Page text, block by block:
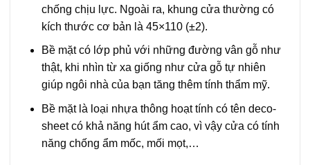
chống chịu lực. Ngoài ra, khung cửa thường có
kích thước cơ bản là 45×110 (±2).
Bề mặt có lớp phủ với những đường vân gỗ như
thật, khi nhìn từ xa giống như cửa gỗ tự nhiên
giúp ngôi nhà của bạn tăng thêm tính thẩm mỹ.
Bề mặt là loại nhựa thông hoạt tính có tên deco-
sheet có khả năng hút ẩm cao, vì vậy cửa có tính
năng chống ẩm mốc, mối mọt,…